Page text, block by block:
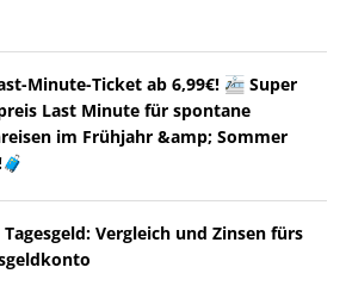
Minute-Ticket ab 6,99€! 🚈 Super
Last Minute für spontane
im Frühjahr &amp; Sommer
Vergleich und Zinsen fürs